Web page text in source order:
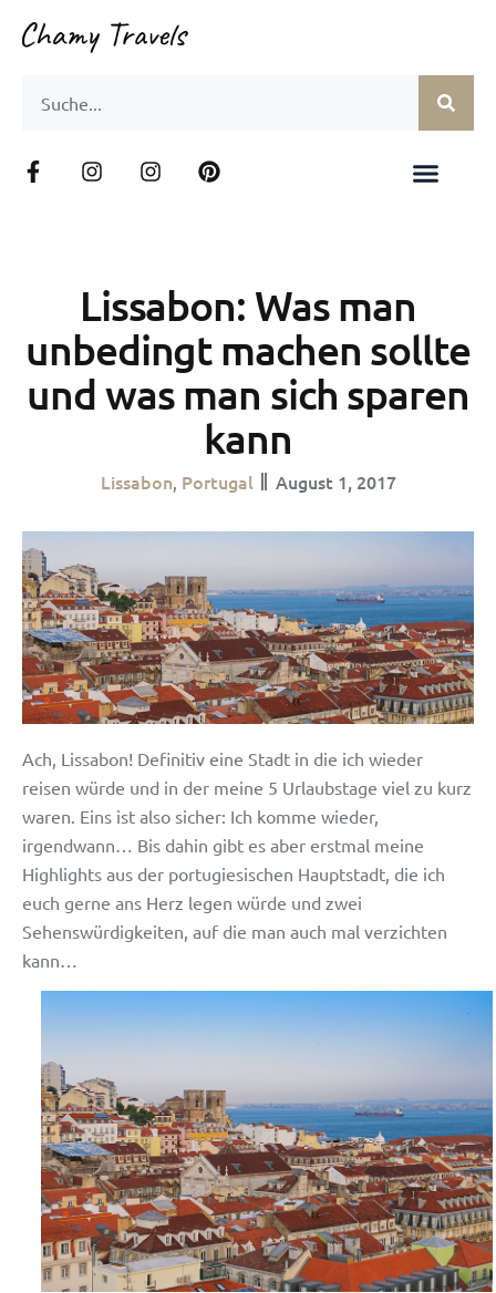
Lissabon: Was man
unbedingt machen sollte
und was man sich sparen
kann
Lissabon, Portugal August 1, 2017
Ach, Lissabon! Definitiv eine Stadt in die ich wieder
reisen würde und in der meine 5 Urlaubstage viel zu kurz
waren. Eins ist also sicher: Ich komme wieder,
irgendwann… Bis dahin gibt es aber erstmal meine
Highlights aus der portugiesischen Hauptstadt, die ich
euch gerne ans Herz legen würde und zwei
Sehenswürdigkeiten, auf die man auch mal verzichten
kann…